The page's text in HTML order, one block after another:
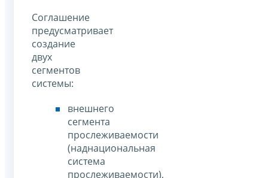
Соглашение
предусматривает
создание
двух
сегментов
системы:
внешнего
сегмента
прослеживаемости
(наднациональная
система
прослеживаемости),